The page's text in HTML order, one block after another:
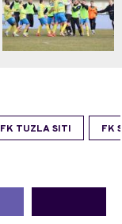
FK TUZLA SITI FK